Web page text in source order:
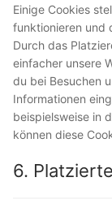
Einige Cookies
funktionieren und
Durch das
einfacher unsere
du bei Besuchen
Informationen
beispielsweise in
können diese
6.